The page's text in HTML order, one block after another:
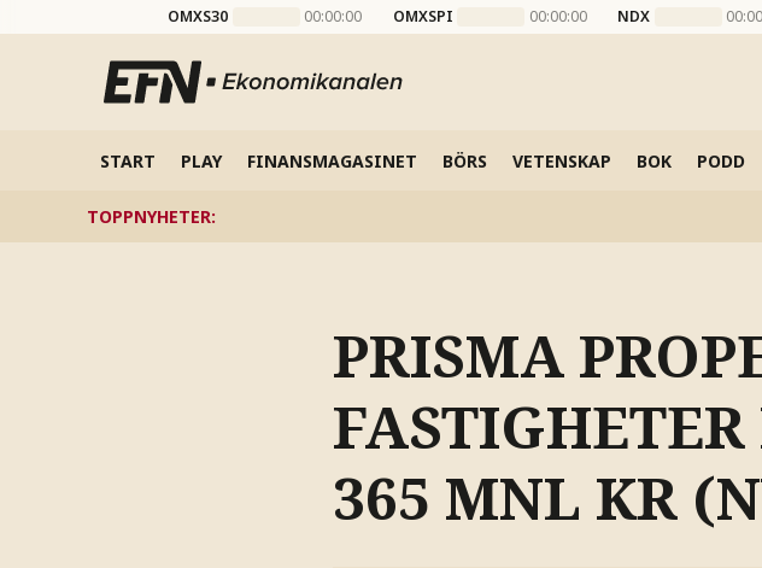
OMXS30 00:00:00 OMXSPI 00:00:00 NDX
START PLAY FINANSMAGASINET BÖRS VETENSKAP BOK PODD
TOPPNYHETER:
PRISMA
365 MNL KR